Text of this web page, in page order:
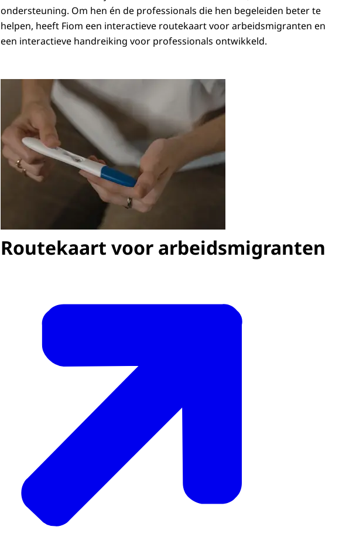
ondersteuning. Om hen én de professionals die hen begeleiden beter te
helpen, heeft Fiom een interactieve routekaart voor arbeidsmigranten en
een interactieve handreiking voor professionals ontwikkeld.
Routekaart voor arbeidsmigranten